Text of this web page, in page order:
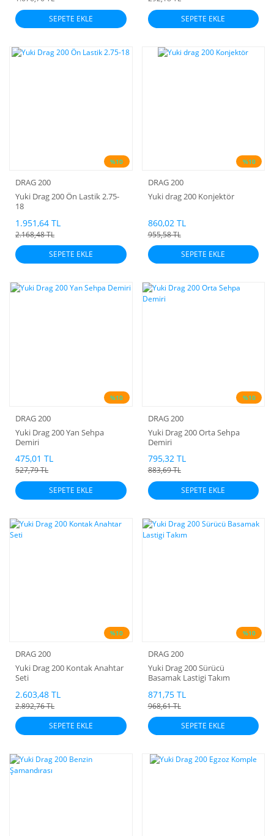
SEPETE EKLE
SEPETE EKLE
%10
DRAG 200
Yuki Drag 200 Ön Lastik 2.75-
18
1.951,64 TL
2.168,48 TL
SEPETE EKLE
%10
DRAG 200
Yuki drag 200 Konjektör
860,02 TL
955,58 TL
SEPETE EKLE
%10
DRAG 200
Yuki Drag 200 Yan Sehpa
Demiri
475,01 TL
527,79 TL
SEPETE EKLE
%10
DRAG 200
Yuki Drag 200 Orta Sehpa
Demiri
795,32 TL
883,69 TL
SEPETE EKLE
%10
DRAG 200
Yuki Drag 200 Kontak Anahtar
Seti
2.603,48 TL
2.892,76 TL
SEPETE EKLE
%10
DRAG 200
Yuki Drag 200 Sürücü
Basamak Lastigi Takım
871,75 TL
968,61 TL
SEPETE EKLE